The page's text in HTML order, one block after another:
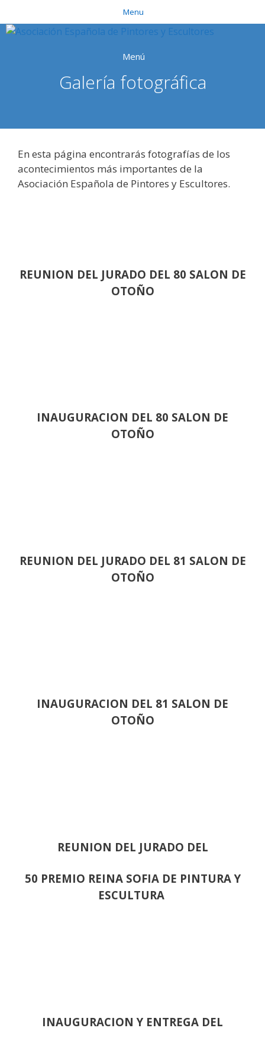
al
contenido
Menu
Menú
Galería fotográfica
En esta página encontrarás fotografías de los
acontecimientos más importantes de la
Asociación Española de Pintores y Escultores.
REUNION DEL JURADO DEL 80 SALON DE
OTOÑO
INAUGURACION DEL 80 SALON DE
OTOÑO
REUNION DEL JURADO DEL 81 SALON DE
OTOÑO
INAUGURACION DEL 81 SALON DE
OTOÑO
REUNION DEL JURADO DEL
50 PREMIO REINA SOFIA DE PINTURA Y
ESCULTURA
INAUGURACION Y ENTREGA DEL